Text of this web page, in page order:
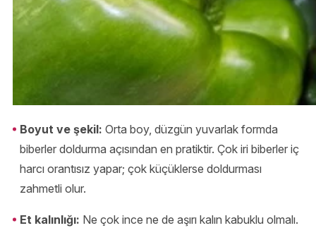
Boyut ve şekil: Orta boy, düzgün yuvarlak formda
biberler doldurma açısından en pratiktir. Çok iri biberler iç
harcı orantısız yapar; çok küçüklerse doldurması
zahmetli olur.
Et kalınlığı: Ne çok ince ne de aşırı kalın kabuklu olmalı.